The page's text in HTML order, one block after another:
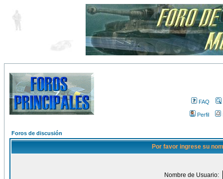
FAQ
Perfil
Foros de discusión
Por favor ingrese su
Nombre de Usuario: